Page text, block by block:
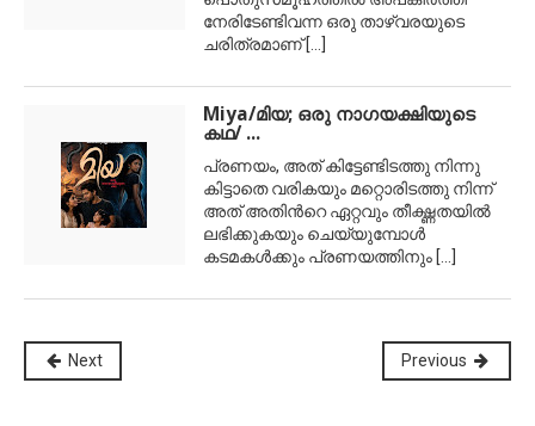
നേരിടേണ്ടിവന്ന ഒരു താഴ്‌വരയുടെ
ചരിത്രമാണ്[...]
Miya/മിയ; ഒരു നാഗയക്ഷിയുടെ
കഥ/ ...
പ്രണയം, അത് കിട്ടേണ്ടിടത്തു നിന്നു
കിട്ടാതെ വരികയും മറ്റൊരിടത്തു നിന്ന്
അത് അതിന്‍റെ ഏറ്റവും തീക്ഷ്ണതയില്‍
ലഭിക്കുകയും ചെയ്യുമ്പോള്‍
കടമകള്‍ക്കും പ്രണയത്തിനും [...]
Next Previous